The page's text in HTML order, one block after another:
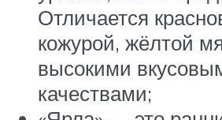
Отличается
кожурой, жёлтой
высокими
качествами;